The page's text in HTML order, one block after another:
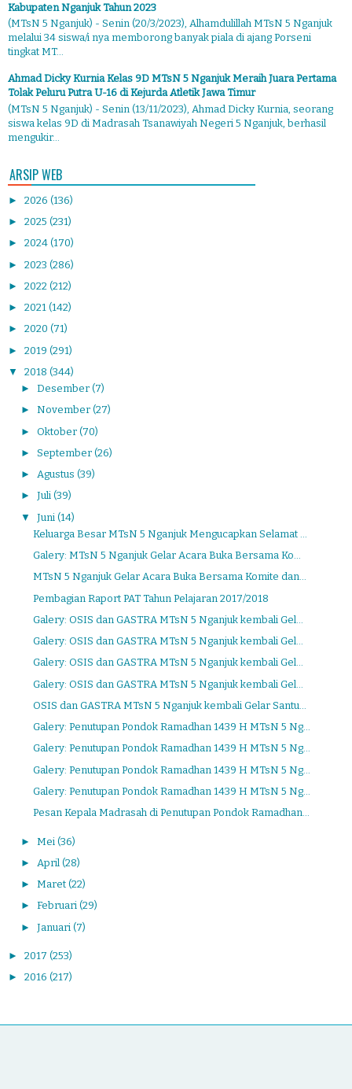
Kabupaten Nganjuk Tahun 2023
(MTsN 5 Nganjuk) - Senin (20/3/2023), Alhamdulillah MTsN 5 Nganjuk
melalui 34 siswa/i nya memborong banyak piala di ajang Porseni
tingkat MT...
Ahmad Dicky Kurnia Kelas 9D MTsN 5 Nganjuk Meraih Juara Pertama
Tolak Peluru Putra U-16 di Kejurda Atletik Jawa Timur
(MTsN 5 Nganjuk) - Senin (13/11/2023), Ahmad Dicky Kurnia, seorang
siswa kelas 9D di Madrasah Tsanawiyah Negeri 5 Nganjuk, berhasil
mengukir...
ARSIP WEB
► 2026 (136)
► 2025 (231)
► 2024 (170)
► 2023 (286)
► 2022 (212)
► 2021 (142)
► 2020 (71)
► 2019 (291)
▼ 2018 (344)
► Desember (7)
► November (27)
► Oktober (70)
► September (26)
► Agustus (39)
► Juli (39)
▼ Juni (14)
Keluarga Besar MTsN 5 Nganjuk Mengucapkan Selamat ...
Galery: MTsN 5 Nganjuk Gelar Acara Buka Bersama Ko...
MTsN 5 Nganjuk Gelar Acara Buka Bersama Komite dan...
Pembagian Raport PAT Tahun Pelajaran 2017/2018
Galery: OSIS dan GASTRA MTsN 5 Nganjuk kembali Gel...
Galery: OSIS dan GASTRA MTsN 5 Nganjuk kembali Gel...
Galery: OSIS dan GASTRA MTsN 5 Nganjuk kembali Gel...
Galery: OSIS dan GASTRA MTsN 5 Nganjuk kembali Gel...
OSIS dan GASTRA MTsN 5 Nganjuk kembali Gelar Santu...
Galery: Penutupan Pondok Ramadhan 1439 H MTsN 5 Ng...
Galery: Penutupan Pondok Ramadhan 1439 H MTsN 5 Ng...
Galery: Penutupan Pondok Ramadhan 1439 H MTsN 5 Ng...
Galery: Penutupan Pondok Ramadhan 1439 H MTsN 5 Ng...
Pesan Kepala Madrasah di Penutupan Pondok Ramadhan...
► Mei (36)
► April (28)
► Maret (22)
► Februari (29)
► Januari (7)
► 2017 (253)
► 2016 (217)